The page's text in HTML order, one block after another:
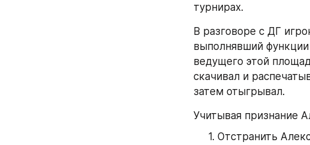
турнирах.
В разговоре с ДГ
выполнявший функции
ведущего этой
скачивал и
затем отыгрывал.
Учитывая признание
Отстранить